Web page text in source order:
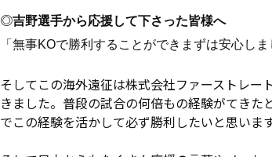
◎吉野選手から応援して下さった皆様へ
「 無事KOで勝利することができまずは安心しま
そしてこの海外遠征は株式会社ファーストレ
きました。普段の試合の何倍もの経験がてき
でこの経験を活かして必ず勝利したいと思います